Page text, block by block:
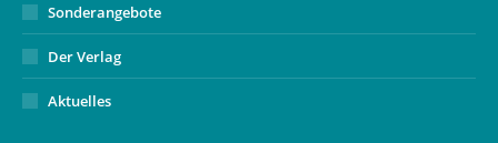
Sonderangebote
Der Verlag
Aktuelles